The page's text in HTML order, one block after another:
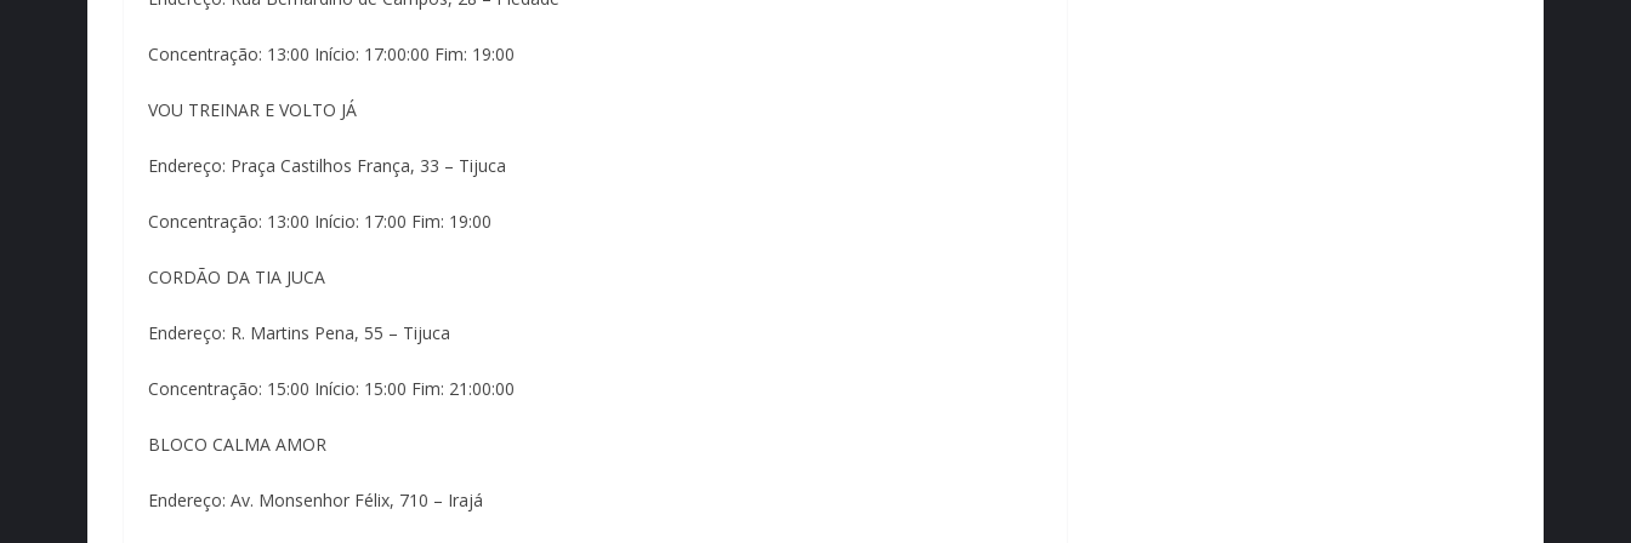
Concentração: 13:00 Início: 17:00:00 Fim: 19:00
VOU TREINAR E VOLTO JÁ
Endereço: Praça Castilhos França, 33 – Tijuca
Concentração: 13:00 Início: 17:00 Fim: 19:00
CORDÃO DA TIA JUCA
Endereço: R. Martins Pena, 55 – Tijuca
Concentração: 15:00 Início: 15:00 Fim: 21:00:00
BLOCO CALMA AMOR
Endereço: Av. Monsenhor Félix, 710 – Irajá